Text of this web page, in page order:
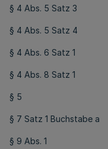
§ 4 Abs. 5 Satz 3
§ 4 Abs. 5 Satz 4
§ 4 Abs. 6 Satz 1
§ 4 Abs. 8 Satz 1
§ 5
§ 7 Satz 1 Buchstabe a
§ 9 Abs. 1